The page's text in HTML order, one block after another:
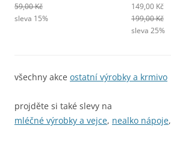
59,00 Kč
sleva 15%
149,00 Kč
199,00 Kč
sleva 25%
všechny akce ostatní výrobky a krmivo
projděte si také slevy na
mléčné výrobky a vejce, nealko nápoje,